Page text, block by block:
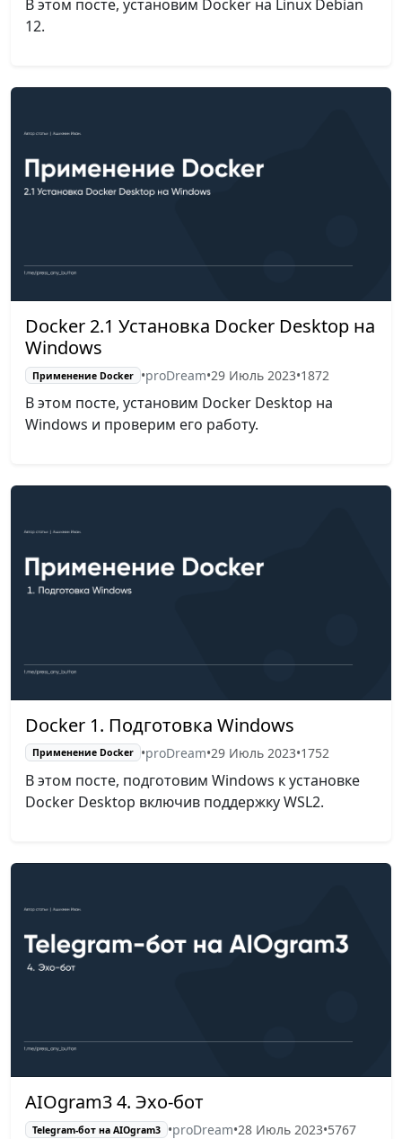
В этом посте, установим Docker на Linux Debian
12.
Docker 2.1 Установка Docker Desktop на
Windows
Применение Docker •proDream•29 Июль 2023•1872
В этом посте, установим Docker Desktop на
Windows и проверим его работу.
Docker 1. Подготовка Windows
Применение Docker •proDream•29 Июль 2023•1752
В этом посте, подготовим Windows к установке
Docker Desktop включив поддержку WSL2.
AIOgram3 4. Эхо-бот
Telegram-бот на AIOgram3 •proDream•28 Июль 2023•5767